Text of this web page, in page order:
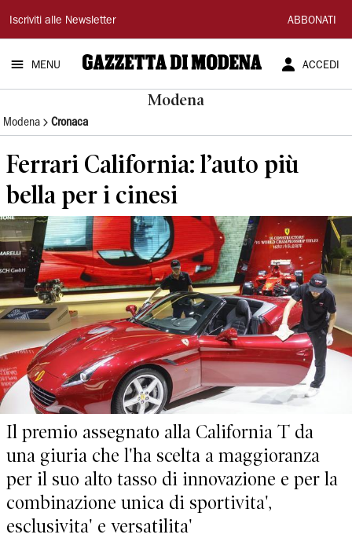
Gazzetta
di
Modena
Iscriviti alle Newsletter ABBONATI
MENU ACCEDI
Modena
Modena Cronaca
Ferrari California: l’auto più
bella per i cinesi
Il premio assegnato alla California T da
una giuria che l'ha scelta a maggioranza
per il suo alto tasso di innovazione e per la
combinazione unica di sportivita',
esclusivita' e versatilita'